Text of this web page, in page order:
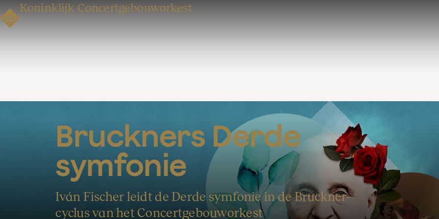
Koninklijk Concertgebouworkest
Bruckners Derde
symfonie
Iván Fischer leidt de Derde symfonie in de Bruckner-
cyclus van het Concertgebouworkest